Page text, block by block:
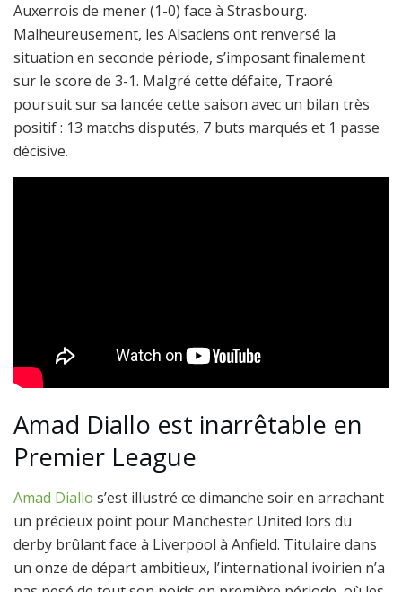
Auxerrois de mener (1-0) face à Strasbourg.
Malheureusement, les Alsaciens ont renversé la
situation en seconde période, s’imposant finalement
sur le score de 3-1. Malgré cette défaite, Traoré
poursuit sur sa lancée cette saison avec un bilan très
positif : 13 matchs disputés, 7 buts marqués et 1 passe
décisive.
Amad Diallo est inarrêtable en
Premier League
Amad Diallo s’est illustré ce dimanche soir en arrachant
un précieux point pour Manchester United lors du
derby brûlant face à Liverpool à Anfield. Titulaire dans
un onze de départ ambitieux, l’international ivoirien n’a